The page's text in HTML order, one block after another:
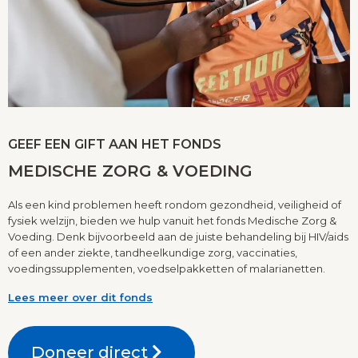
GEEF EEN GIFT AAN HET FONDS
MEDISCHE ZORG & VOEDING
Als een kind problemen heeft rondom gezondheid, veiligheid of
fysiek welzijn, bieden we hulp vanuit het fonds Medische Zorg &
Voeding. Denk bijvoorbeeld aan de juiste behandeling bij HIV/aids
of een ander ziekte, tandheelkundige zorg, vaccinaties,
voedingssupplementen, voedselpakketten of malarianetten.
Lees meer over dit fonds
Doneer direct